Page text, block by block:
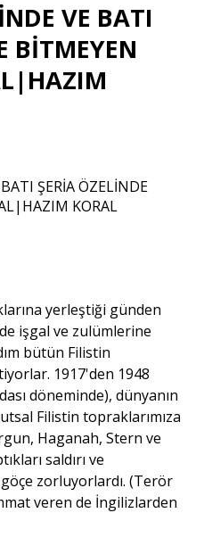
Analiz
VE BATI
BİTMEYEN
yerleştiği günden
işgal ve zulümlerine
bütün Filistin
1917'den 1948
döneminde), dünyanın
Filistin topraklarımıza
Haganah, Stern ve
saldırı ve
zorluyorlardı. (Terör
veren de İngilizlarden